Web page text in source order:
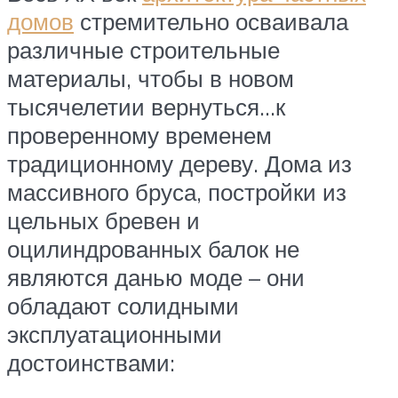
домов стремительно осваивала
различные строительные
материалы, чтобы в новом
тысячелетии вернуться…к
проверенному временем
традиционному дереву. Дома из
массивного бруса, постройки из
цельных бревен и
оцилиндрованных балок не
являются данью моде – они
обладают солидными
эксплуатационными
достоинствами: